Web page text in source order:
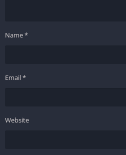
Name*
Email*
Website